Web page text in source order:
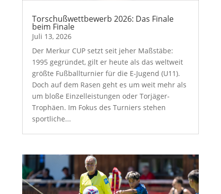
Torschußwettbewerb 2026: Das Finale
beim Finale
Juli 13, 2026
Der Merkur CUP setzt seit jeher Maßstäbe:
1995 gegründet, gilt er heute als das weltweit
größte Fußballturnier für die E-Jugend (U11).
Doch auf dem Rasen geht es um weit mehr als
um bloße Einzelleistungen oder Torjäger-
Trophäen. Im Fokus des Turniers stehen
sportliche...